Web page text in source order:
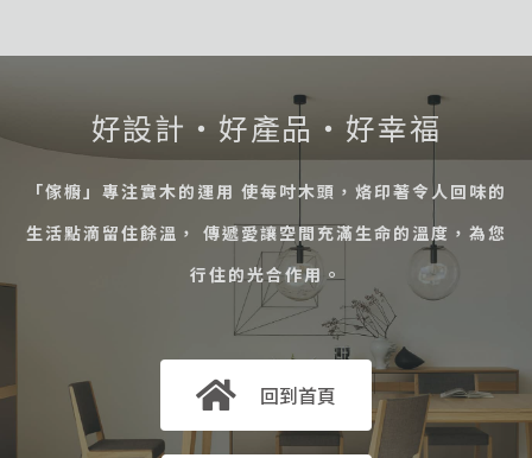
好設計・好產品・好幸福
「傢櫥」專注實木的運用 使每吋木頭，烙印著令人回味的
生活點滴留住餘溫， 傳遞愛讓空間充滿生命的溫度，為您
行住的光合作用。
回到首頁